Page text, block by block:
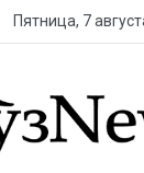
Пятница, 7